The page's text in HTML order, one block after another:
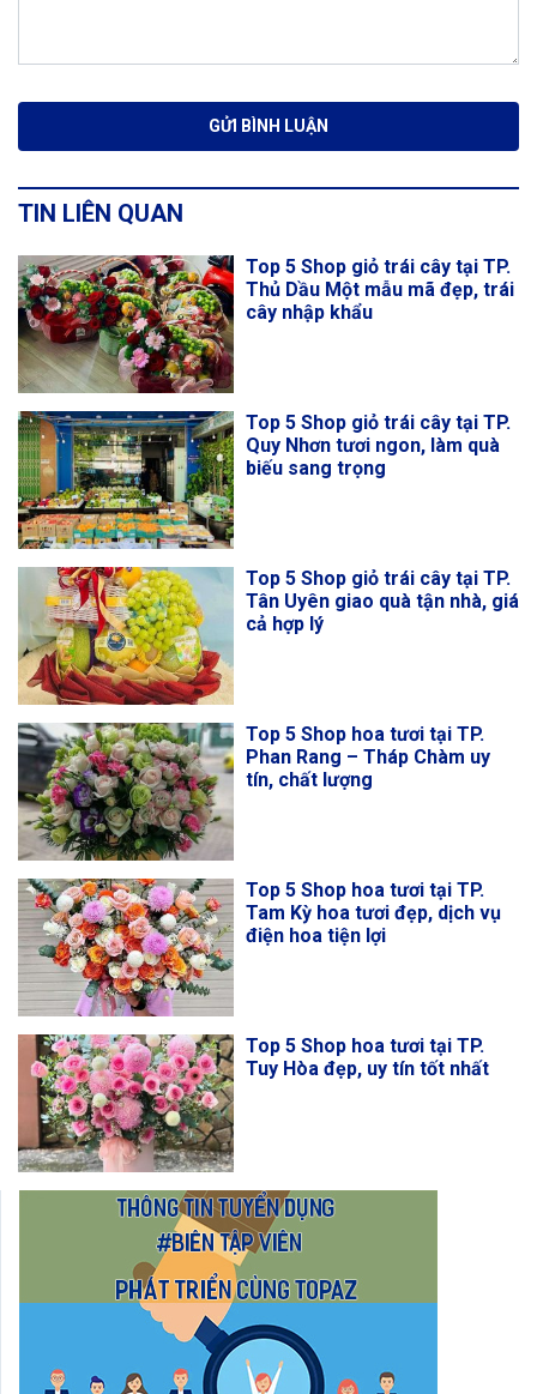
TIN LIÊN QUAN
Top 5 Shop giỏ trái cây tại TP.
Thủ Dầu Một mẫu mã đẹp, trái
cây nhập khẩu
Top 5 Shop giỏ trái cây tại TP.
Quy Nhơn tươi ngon, làm quà
biếu sang trọng
Top 5 Shop giỏ trái cây tại TP.
Tân Uyên giao quà tận nhà, giá
cả hợp lý
Top 5 Shop hoa tươi tại TP.
Phan Rang – Tháp Chàm uy
tín, chất lượng
Top 5 Shop hoa tươi tại TP.
Tam Kỳ hoa tươi đẹp, dịch vụ
điện hoa tiện lợi
Top 5 Shop hoa tươi tại TP.
Tuy Hòa đẹp, uy tín tốt nhất